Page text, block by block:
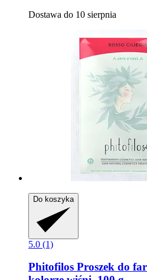
Dostawa do 10 sierpnia
Do koszyka
5.0 (1)
Phitofilos Proszek do